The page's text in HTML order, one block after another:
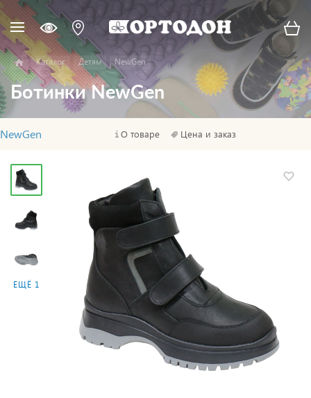
Каталог Детям NewGen
Ботинки NewGen
NewGen О товаре Цена и заказ
ЕЩЁ 1